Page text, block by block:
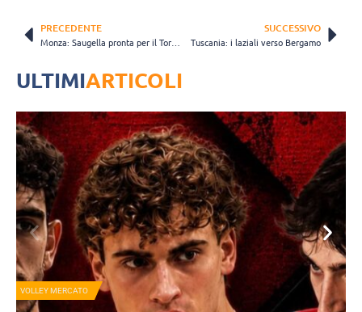
PRECEDENTE SUCCESSIVO
Tuscania: i laziali verso Bergamo
ULTIMIARTICOLI
VOLLEY MERCATO